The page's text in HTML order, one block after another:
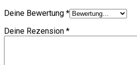
Deine Bewertung *
Deine Rezension *